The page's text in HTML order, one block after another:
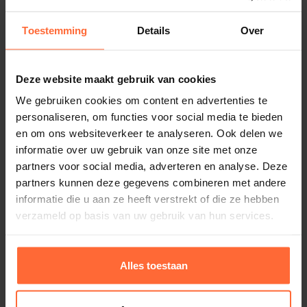
Toestemming Details Over
Deze website maakt gebruik van cookies
We gebruiken cookies om content en advertenties te
personaliseren, om functies voor social media te bieden
en om ons websiteverkeer te analyseren. Ook delen we
informatie over uw gebruik van onze site met onze
partners voor social media, adverteren en analyse. Deze
partners kunnen deze gegevens combineren met andere
informatie die u aan ze heeft verstrekt of die ze hebben
verzameld op basis van uw gebruik van hun services.
Alles toestaan
Neutrale kleurkeuze:
Wit is tijdloos en combineert moeiteloos met elke
Hoge zonlichtreflectie:
Witte folie reflecteert zonlicht optimaal, waardoor
het zwembadwater minder snel opwarmt. Ideaal in
combinatie met een warmtepomp of solar cover voor
efficiënter energieverbruik.
Duurzaam, waterdicht en UV-
Maatwerk Liner Protect 33 – Antraciet
Bevestiging: Hungprofiel (niet meegeleverd)
Kleur: Antraciet
31,45 ca. 4 weken